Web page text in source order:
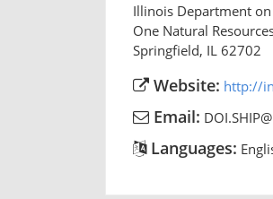
Illinois Department
One Natural
Springfield, IL 62702
Website: http://
Email:
Languages: